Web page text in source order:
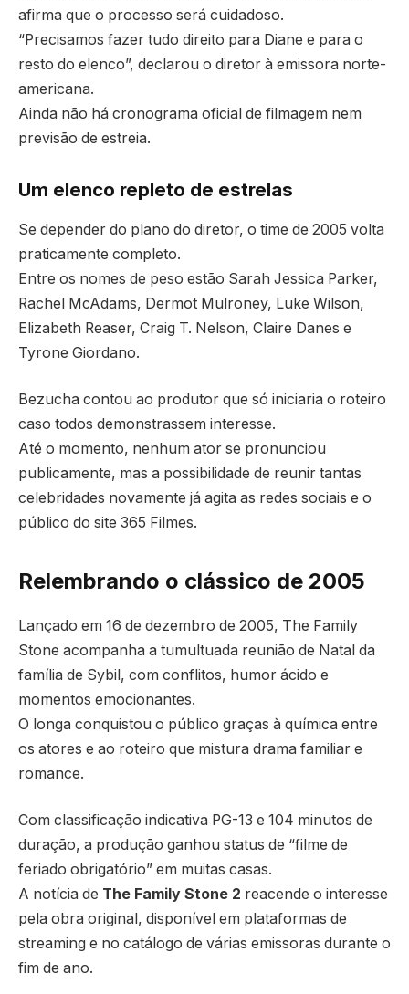
afirma que o processo será cuidadoso.
“Precisamos fazer tudo direito para Diane e para o
resto do elenco”, declarou o diretor à emissora norte-
americana.
Ainda não há cronograma oficial de filmagem nem
previsão de estreia.
Um elenco repleto de estrelas
Se depender do plano do diretor, o time de 2005 volta
praticamente completo.
Entre os nomes de peso estão Sarah Jessica Parker,
Rachel McAdams, Dermot Mulroney, Luke Wilson,
Elizabeth Reaser, Craig T. Nelson, Claire Danes e
Tyrone Giordano.
Bezucha contou ao produtor que só iniciaria o roteiro
caso todos demonstrassem interesse.
Até o momento, nenhum ator se pronunciou
publicamente, mas a possibilidade de reunir tantas
celebridades novamente já agita as redes sociais e o
público do site 365 Filmes.
Relembrando o clássico de 2005
Lançado em 16 de dezembro de 2005, The Family
Stone acompanha a tumultuada reunião de Natal da
família de Sybil, com conflitos, humor ácido e
momentos emocionantes.
O longa conquistou o público graças à química entre
os atores e ao roteiro que mistura drama familiar e
romance.
Com classificação indicativa PG-13 e 104 minutos de
duração, a produção ganhou status de “filme de
feriado obrigatório” em muitas casas.
A notícia de The Family Stone 2 reacende o interesse
pela obra original, disponível em plataformas de
streaming e no catálogo de várias emissoras durante o
fim de ano.